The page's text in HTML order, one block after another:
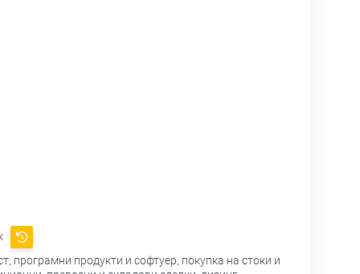
програмни продукти и софтуер, покупка на стоки и